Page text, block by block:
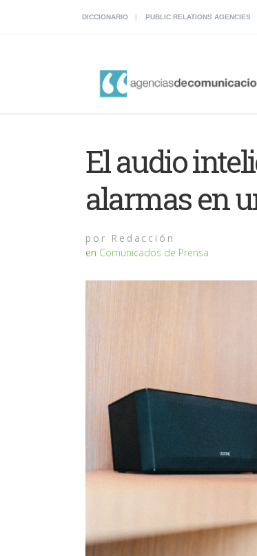
DICCIONARIO PUBLIC RELATIONS AGENCIES
El audio
alarmas en
por Redacción
en Comunicados de Prensa